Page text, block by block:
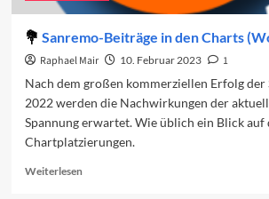
Sanremo-Beiträge in den Charts
Raphael Mair 10. Februar 2023
1
Nach dem großen kommerziellen Erfolg der
2022 werden die Nachwirkungen der
Spannung erwartet. Wie üblich ein Blick auf
Chartplatzierungen.
WeiterlesenRead